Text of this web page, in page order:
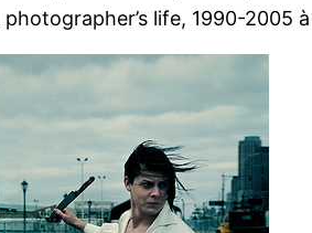
life, 1990-2005